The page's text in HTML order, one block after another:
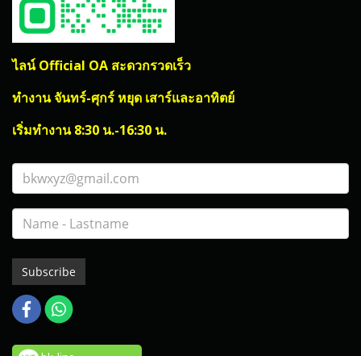
ไลน์ Official OA สะดวกรวดเร็ว
ทำงาน จันทร์-ศุกร์ หยุด เสาร์และอาทิตย์
เริ่มทำงาน 8:30 น.-16:30 น.
Subscribe